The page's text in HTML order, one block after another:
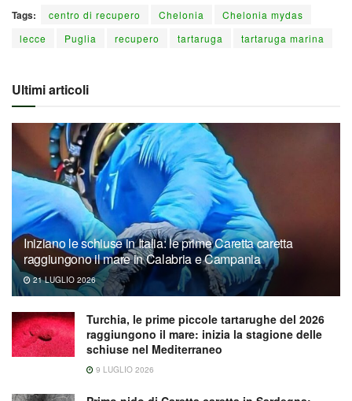
Tags: centro di recupero Chelonia
Chelonia mydas
lecce
Puglia recupero tartaruga tartaruga marina
Ultimi articoli
Iniziano le schiuse in Italia: le prime Caretta caretta
raggiungono il mare in Calabria e Campania
21 LUGLIO 2026
Turchia, le prime piccole tartarughe del 2026
raggiungono il mare: inizia la stagione delle
schiuse nel Mediterraneo
9 LUGLIO 2026